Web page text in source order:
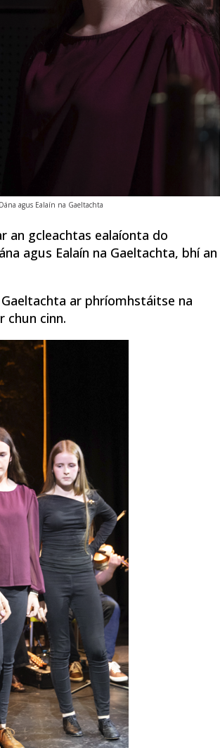
agus Ealaín na Gaeltachta
an gcleachtas ealaíonta do
agus Ealaín na Gaeltachta, bhí an
ar phríomhstáitse na
chun cinn.